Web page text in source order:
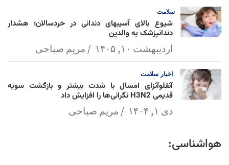
سلامت
شیوع بالای آسیبهای دندانی در خردسالان؛ هشدار
دندانپزشک به والدین
اردیبهشت ۱۰, ۱۴۰۵ مریم صباحی
اخبار سلامت
آنفلوآنزای امسال با شدت بیشتر و بازگشت سویه
قدیمی H3N2 نگرانی‌ها را افزایش داد
دی ۱, ۱۴۰۴ مریم صباحی
هواشناسی: